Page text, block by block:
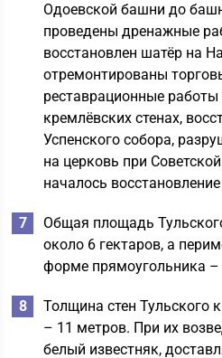
Одоевской башни до
проведены дренажные
восстановлен шатёр на
отремонтированы
реставрационные
кремлёвских стенах,
Успенского собора,
на церковь при
началось
Общая площадь
около 6 гектаров, а
форме прямоугольника –
Толщина стен Тульского
– 11 метров. При их
белый известняк,